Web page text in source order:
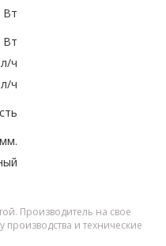
Вт
Вт
ч
ч
Производитель на свое
и технические